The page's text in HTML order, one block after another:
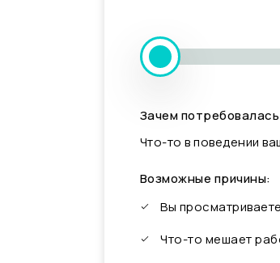
Зачем
Что-то в поведении
Возможные причины:
Вы
Что-то мешает